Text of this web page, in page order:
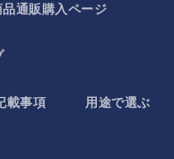
通販購入ページ
載事項 用途で選ぶ